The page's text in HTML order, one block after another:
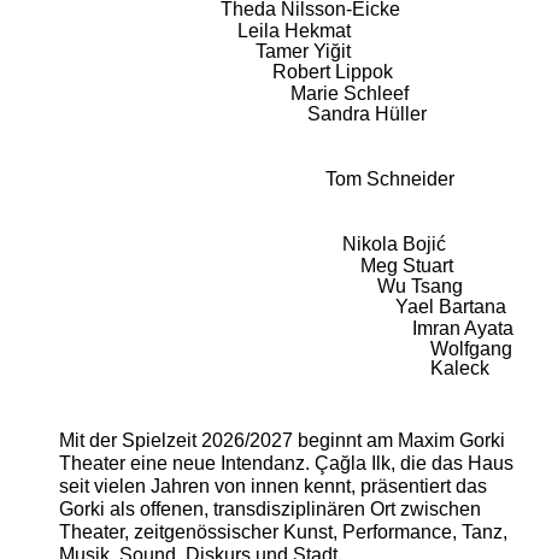
Theda Nilsson-Eicke
Leila Hekmat
Tamer Yiğit
Robert Lippok
Marie Schleef
Sandra Hüller
Tom Schneider
Nikola Bojić
Meg Stuart
Wu Tsang
Yael Bartana
Imran Ayata
Wolfgang
Kaleck
Mit der Spielzeit 2026/2027 beginnt am Maxim Gorki
Theater eine neue Intendanz. Çağla Ilk, die das Haus
seit vielen Jahren von innen kennt, präsentiert das
Gorki als offenen, transdisziplinären Ort zwischen
Theater, zeitgenössischer Kunst, Performance, Tanz,
Musik, Sound, Diskurs und Stadt.